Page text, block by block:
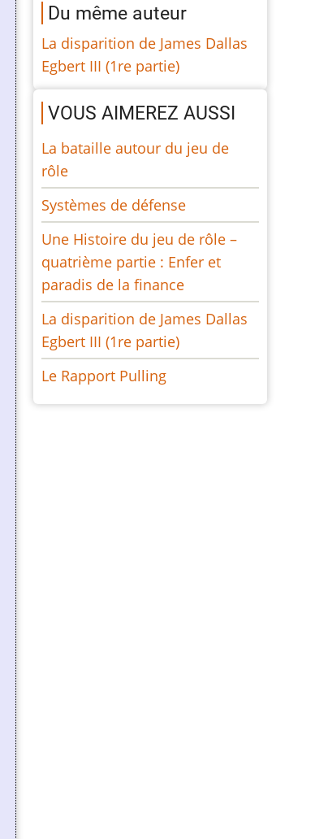
Du même auteur
La disparition de James Dallas
Egbert III (1re partie)
VOUS AIMEREZ AUSSI
La bataille autour du jeu de
rôle
Systèmes de défense
Une Histoire du jeu de rôle –
quatrième partie : Enfer et
paradis de la finance
La disparition de James Dallas
Egbert III (1re partie)
Le Rapport Pulling